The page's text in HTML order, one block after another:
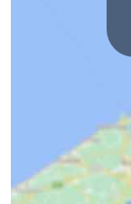
guidées
Sports